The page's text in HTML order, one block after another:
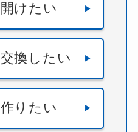
開けたい
交換したい
作りたい